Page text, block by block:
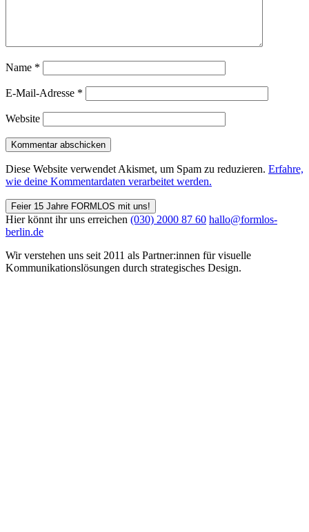
Name *
E-Mail-Adresse *
Website
Diese Website verwendet Akismet, um Spam zu reduzieren. Erfahre,
wie deine Kommentardaten verarbeitet werden.
Feier 15 Jahre FORMLOS mit uns!
Hier könnt ihr uns erreichen (030) 2000 87 60 hallo@formlos-
berlin.de
Wir verstehen uns seit 2011 als Partner:innen für visuelle
Kommunikations­lösungen durch strategisches Design.